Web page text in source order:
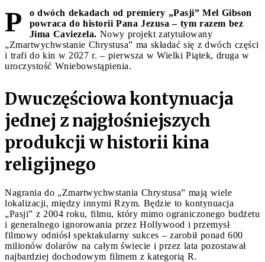
P
o dwóch dekadach od premiery „Pasji” Mel Gibson
powraca do historii Pana Jezusa – tym razem bez
Jima Caviezela. Nowy projekt zatytułowany
„Zmartwychwstanie Chrystusa” ma składać się z dwóch części
i trafi do kin w 2027 r. – pierwsza w Wielki Piątek, druga w
uroczystość Wniebowstąpienia.
Dwuczęściowa kontynuacja
jednej z najgłośniejszych
produkcji w historii kina
religijnego
Nagrania do „Zmartwychwstania Chrystusa” mają wiele
lokalizacji, między innymi Rzym. Będzie to kontynuacja
„Pasji” z 2004 roku, filmu, który mimo ograniczonego budżetu
i generalnego ignorowania przez Hollywood i przemysł
filmowy odniósł spektakularny sukces – zarobił ponad 600
milionów dolarów na całym świecie i przez lata pozostawał
najbardziej dochodowym filmem z kategorią R.